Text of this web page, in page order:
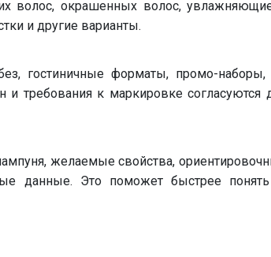
волос, окрашенных волос,
и другие варианты.
гостиничные форматы, промо-наборы,
требования к маркировке согласуются
желаемые свойства,
данные. Это поможет быстрее